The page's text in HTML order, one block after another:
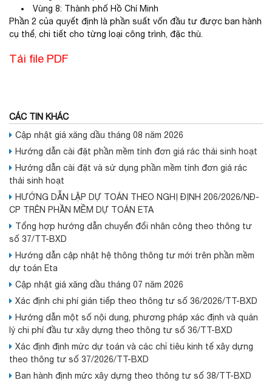
Vùng 8: Thành phố Hồ Chí Minh
Phần 2 của quyết định là phần suất vốn đầu tư được ban hành
cụ thể, chi tiết cho từng loại công trình, đặc thù.
Tải file PDF
CÁC TIN KHÁC
Cập nhật giá xăng dầu tháng 08 năm 2026
Hướng dẫn cài đặt phần mềm tính đơn giá rác thải sinh hoạt
Hướng dẫn cài đặt và sử dụng phần mềm tính đơn giá rác
thải sinh hoạt
HƯỚNG DẪN LẬP DỰ TOÁN THEO NGHỊ ĐỊNH 206/2026/NĐ-
CP TRÊN PHẦN MỀM DỰ TOÁN ETA
Tổng hợp hướng dẫn chuyển đổi nhân công theo thông tư
số 37/TT-BXD
Hướng dẫn cập nhật hệ thông thông tư mới trên phần mềm
dự toán Eta
Cập nhật giá xăng dầu tháng 07 năm 2026
Xác định chi phí gián tiếp theo thông tư số 36/2026/TT-BXD
Hướng dẫn một số nội dung, phương pháp xác định và quản
lý chi phí đầu tư xây dựng theo thông tư số 36/TT-BXD
Xác định định mức dự toán và các chỉ tiêu kinh tế xây dựng
theo thông tư số 37/2026/TT-BXD
Ban hành định mức xây dựng theo thông tư số 38/TT-BXD